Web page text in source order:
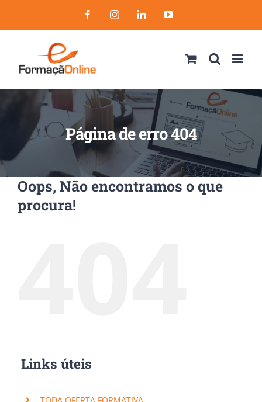
to
FacebookInstagramLinkedInYouTube
Página de erro 404
Oops, Não encontramos o que
procura!
Links úteis